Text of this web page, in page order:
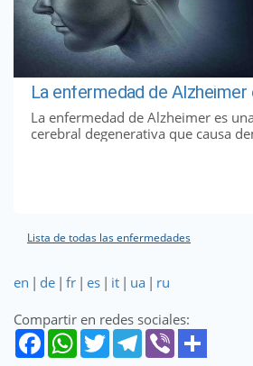
La enfermedad de Alzheimer
La enfermedad de Alzheimer es
cerebral degenerativa que causa
Lista de todas las enfermedades
en | de | fr | es | it | ua | ru
Compartir en redes sociales: